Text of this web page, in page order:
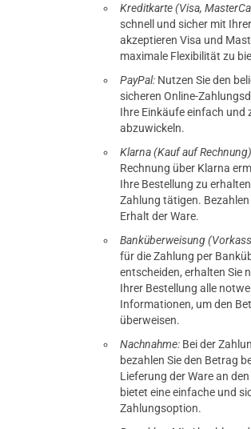
Kreditkarte (Visa,
schnell und sicher mit
akzeptieren Visa und
maximale Flexibilität zu
PayPal: Nutzen Sie den
sicheren Online-
Ihre Einkäufe einfach und
abzuwickeln.
Klarna (Kauf auf
Rechnung über Klarna
Ihre Bestellung zu
Zahlung tätigen. Bezahlen
Erhalt der Ware.
Banküberweisung
für die Zahlung per
entscheiden, erhalten Sie
Ihrer Bestellung alle
Informationen, um den
überweisen.
Nachnahme: Bei der
bezahlen Sie den Betrag
Lieferung der Ware an
bietet eine einfache und
Zahlungsoption.